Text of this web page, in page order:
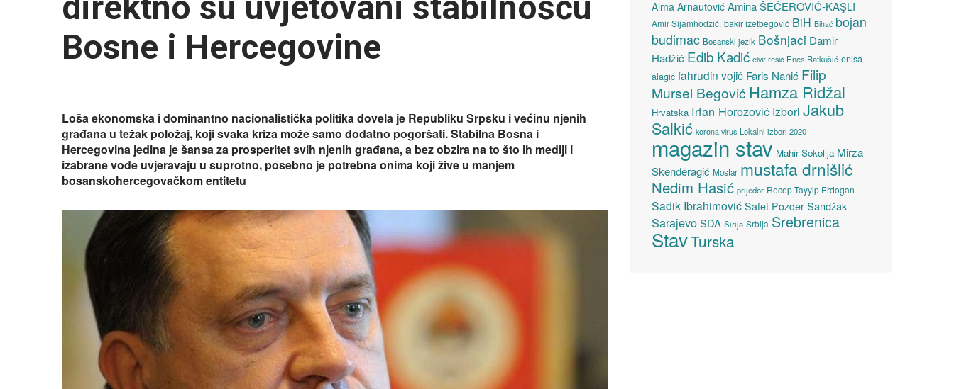
Bosne i Hercegovine
Loša ekonomska i dominantno nacionalistička politika dovela je Republiku Srpsku i većinu njenih
građana u težak položaj, koji svaka kriza može samo dodatno pogoršati. Stabilna Bosna i
Hercegovina jedina je šansa za prosperitet svih njenih građana, a bez obzira na to što ih mediji i
izabrane vođe uvjeravaju u suprotno, posebno je potrebna onima koji žive u manjem
bosanskohercegovačkom entitetu
Alma Arnautović Amina ŠEĆEROVIĆ-KAŞLI
Amir Sijamhodžić. bakir izetbegović BiH Bihać bojan
budimac Bosanski jezik Bošnjaci Damir
Hadžić Edib Kadić elvir resić Enes Ratkušić enisa
alagić fahrudin vojić Faris Nanić Filip
Mursel Begović Hamza Ridžal
Hrvatska Irfan Horozović Izbori Jakub
Salkić korona virus Lokalni izbori 2020
magazin stav Mahir Sokolija Mirza
Skenderagić Mostar mustafa drnišlić
Nedim Hasić prijedor Recep Tayyip Erdogan
Sadik Ibrahimović Safet Pozder Sandžak
SarajevoSDA Sirija Srbija Srebrenica
StavTurska